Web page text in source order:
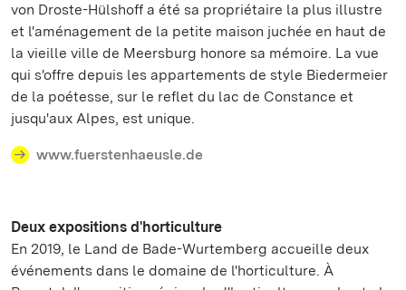
von Droste-Hülshoff a été sa propriétaire la plus illustre
et l'aménagement de la petite maison juchée en haut de
la vieille ville de Meersburg honore sa mémoire. La vue
qui s'offre depuis les appartements de style Biedermeier
de la poétesse, sur le reflet du lac de Constance et
jusqu'aux Alpes, est unique.
www.fuerstenhaeusle.de
Deux expositions d'horticulture
En 2019, le Land de Bade-Wurtemberg accueille deux
événements dans le domaine de l'horticulture. À